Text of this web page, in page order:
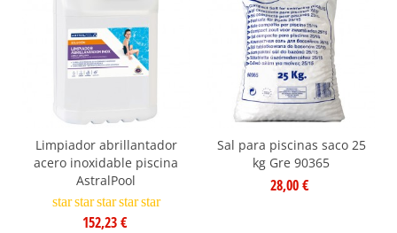
Limpiador abrillantador
acero inoxidable piscina
AstralPool
star star star star star
152,23 €
Sal para piscinas saco 25
kg Gre 90365
28,00 €